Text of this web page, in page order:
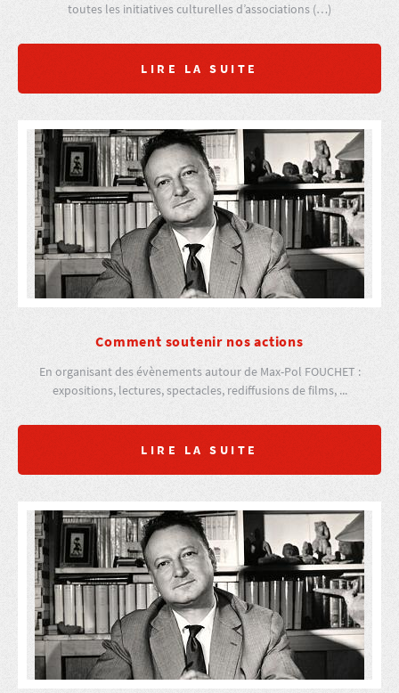
toutes les initiatives culturelles d’associations (…)
LIRE LA SUITE
Comment soutenir nos actions
En organisant des évènements autour de Max-Pol FOUCHET :
expositions, lectures, spectacles, rediffusions de films, ...
LIRE LA SUITE